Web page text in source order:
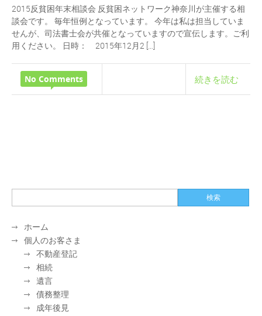
2015反貧困年末相談会 反貧困ネットワーク神奈川が主催する相
談会です。 毎年恒例となっています。 今年は私は担当していま
せんが、司法書士会が共催となっていますので宣伝します。ご利
用ください。 日時： 2015年12月2 […]
No Comments 続きを読む
ホーム
個人のお客さま
不動産登記
相続
遺言
債務整理
成年後見